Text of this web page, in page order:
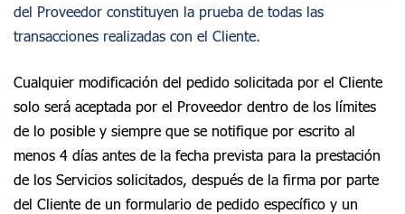
del Proveedor constituyen la prueba de todas las
transacciones realizadas con el Cliente.
Cualquier modificación del pedido solicitada por el Cliente
solo será aceptada por el Proveedor dentro de los límites
de lo posible y siempre que se notifique por escrito al
menos 4 días antes de la fecha prevista para la prestación
de los Servicios solicitados, después de la firma por parte
del Cliente de un formulario de pedido específico y un